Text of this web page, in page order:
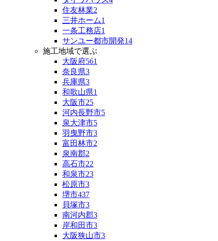
住友林業2
三井ホーム1
一条工務店1
サンユー都市開発14
施工地域で選ぶ
大阪府561
奈良県3
兵庫県3
和歌山県1
大阪市25
河内長野市5
泉大津市5
羽曳野市3
富田林市2
泉南郡2
高石市22
和泉市23
松原市3
堺市437
貝塚市3
南河内郡3
岸和田市3
大阪狭山市3